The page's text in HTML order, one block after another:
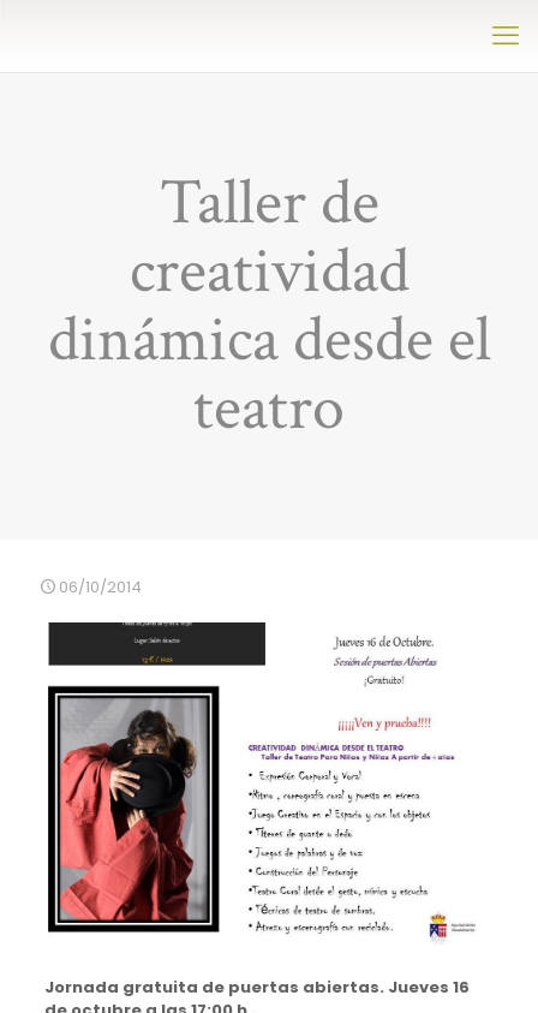
Taller de
creatividad
dinámica desde el
teatro
06/10/2014
Jornada gratuita de puertas abiertas. Jueves 16